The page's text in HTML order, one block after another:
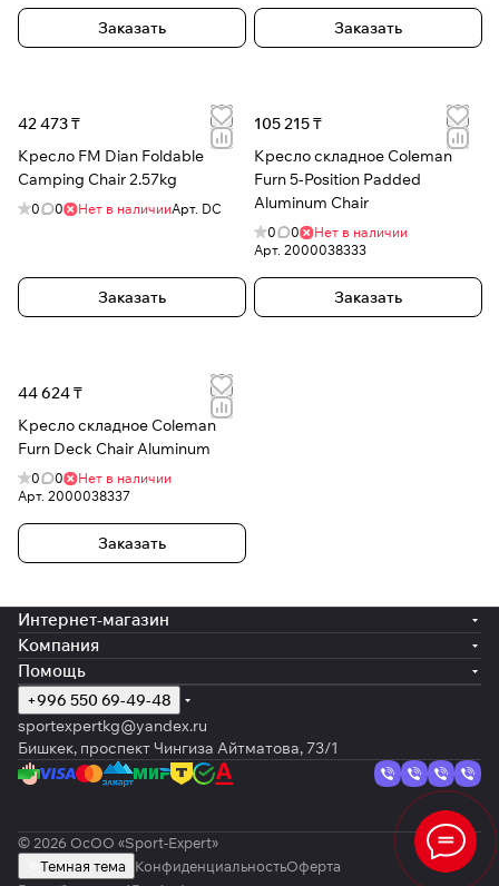
Заказать Заказать
42 473 ₸
Кресло FM Dian Foldable
Camping Chair 2.57kg
0 0 Нет в наличииАрт. DC
Заказать
105 215 ₸
Кресло складное Coleman
Furn 5-Position Padded
Aluminum Chair
0 0
Нет в наличии
Арт. 2000038333
Заказать
44 624 ₸
Кресло складное Coleman
Furn Deck Chair Aluminum
0 0
Нет в наличии
Арт. 2000038337
Заказать
Интернет-магазин
Компания
Помощь
+996 550 69-49-48
sportexpertkg@yandex.ru
Бишкек, проспект Чингиза Айтматова, 73/1
© 2026 ОсОО «Sport-Expert»
Темная тема
КонфиденциальностьОферта